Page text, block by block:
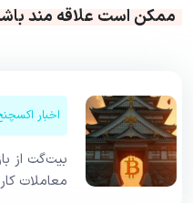
ممکن است علاقه مند
اخبار
بیت‌گت از
معاملات